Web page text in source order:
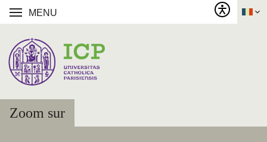
MENU
Zoom sur